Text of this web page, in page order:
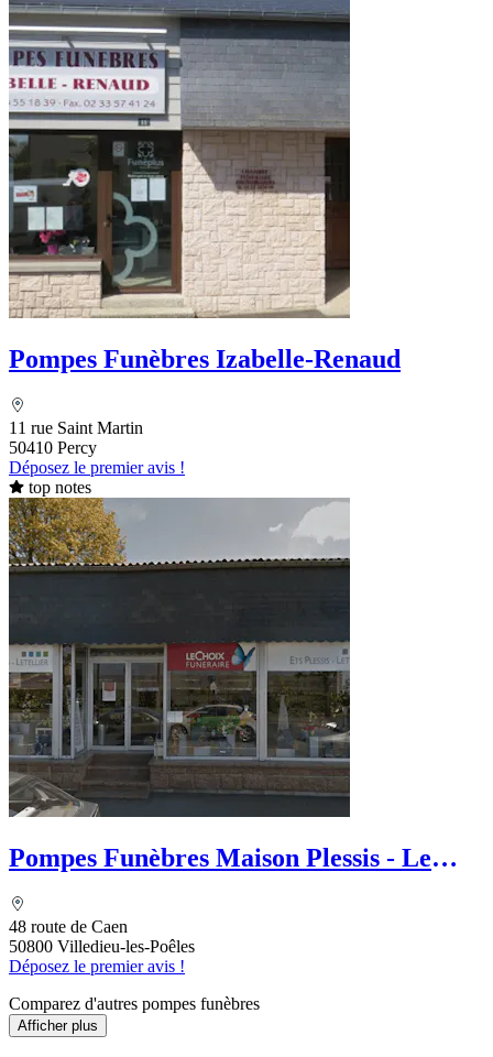
Pompes Funèbres Izabelle-Renaud
11 rue Saint Martin
50410 Percy
Déposez le premier avis !
top notes
Pompes Funèbres Maison Plessis - Le
48 route de Caen
50800 Villedieu-les-Poêles
Déposez le premier avis !
Comparez d'autres pompes funèbres
Afficher plus